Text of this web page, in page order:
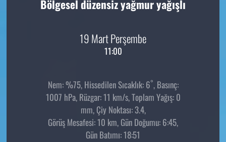
Bölgesel düzensiz yağmur yağışlı
19 Mart Perşembe
11:00
Nem: %75, Hissedilen Sıcaklık: 6°, Basınç:
1007 hPa, Rüzgar: 11 km/s, Toplam Yağış: 0
mm, Çiy Noktası: 3.4,
Görüş Mesafesi: 10 km, Gün Doğumu: 6:45,
Gün Batımı: 18:51